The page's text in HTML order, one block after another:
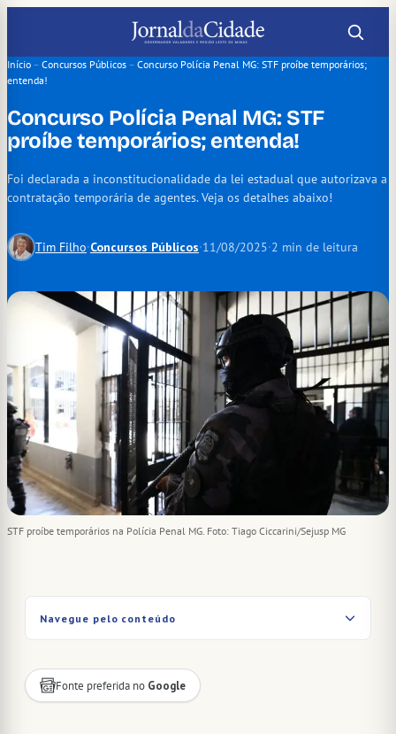
o
conteúdo
Início – Concursos Públicos – Concurso Polícia Penal MG: STF proíbe temporários;
entenda!
Concurso Polícia Penal MG: STF
proíbe temporários; entenda!
Foi declarada a inconstitucionalidade da lei estadual que autorizava a
contratação temporária de agentes. Veja os detalhes abaixo!
Tim Filho·Concursos Públicos·11/08/2025·2 min de leitura
STF proíbe temporários na Polícia Penal MG. Foto: Tiago Ciccarini/Sejusp MG
Navegue pelo conteúdo
Fonte preferida no Google